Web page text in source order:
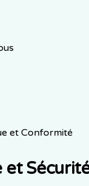
et Conformité